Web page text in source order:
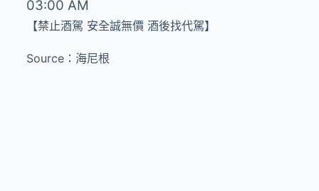
03:00 AM
【禁止酒駕 安全誠無價 酒後找代駕】
Source：海尼根